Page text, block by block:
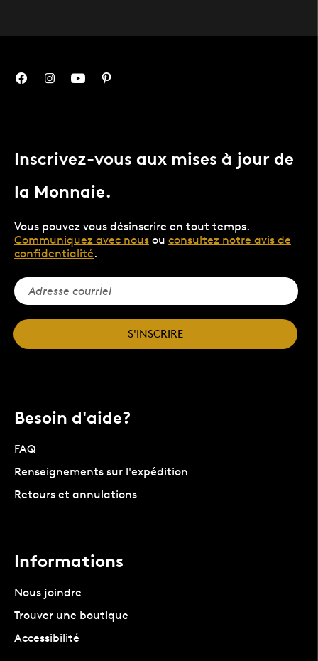
Inscrivez-vous aux mises à jour de
la Monnaie.
Vous pouvez vous désinscrire en tout temps.
Communiquez avec nous ou consultez notre avis de
confidentialité.
S'INSCRIRE
Besoin d'aide?
FAQ
Renseignements sur l'expédition
Retours et annulations
Informations
Nous joindre
Trouver une boutique
Accessibilité